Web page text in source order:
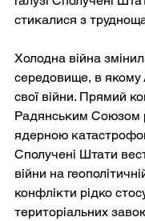
стикалися з
Холодна війна
середовище, в
свої війни. Прямий
Радянським Союзом
ядерною
Сполучені Штати
війни на
конфлікти рідко
територіальних